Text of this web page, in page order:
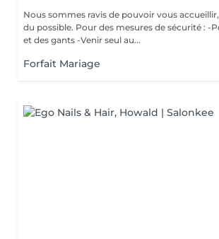
Nous sommes ravis de pouvoir vous
du possible. Pour des mesures de sécurité : -
et des gants -Venir seul au...
Forfait Mariage